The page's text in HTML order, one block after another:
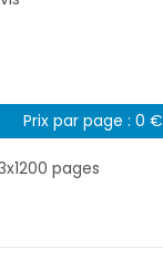
Prix par page : 0 €
pages